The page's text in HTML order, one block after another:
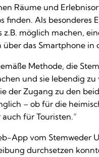
Räume und
finden. Als besonderes
möglich machen,
das Smartphone
Methode, die
und sie lebendig
der Zugang zu den
– ob für die
für Touristen.“
App vom Stemweder
durchsetzen